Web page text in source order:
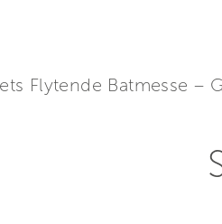
Flytende Batmesse –